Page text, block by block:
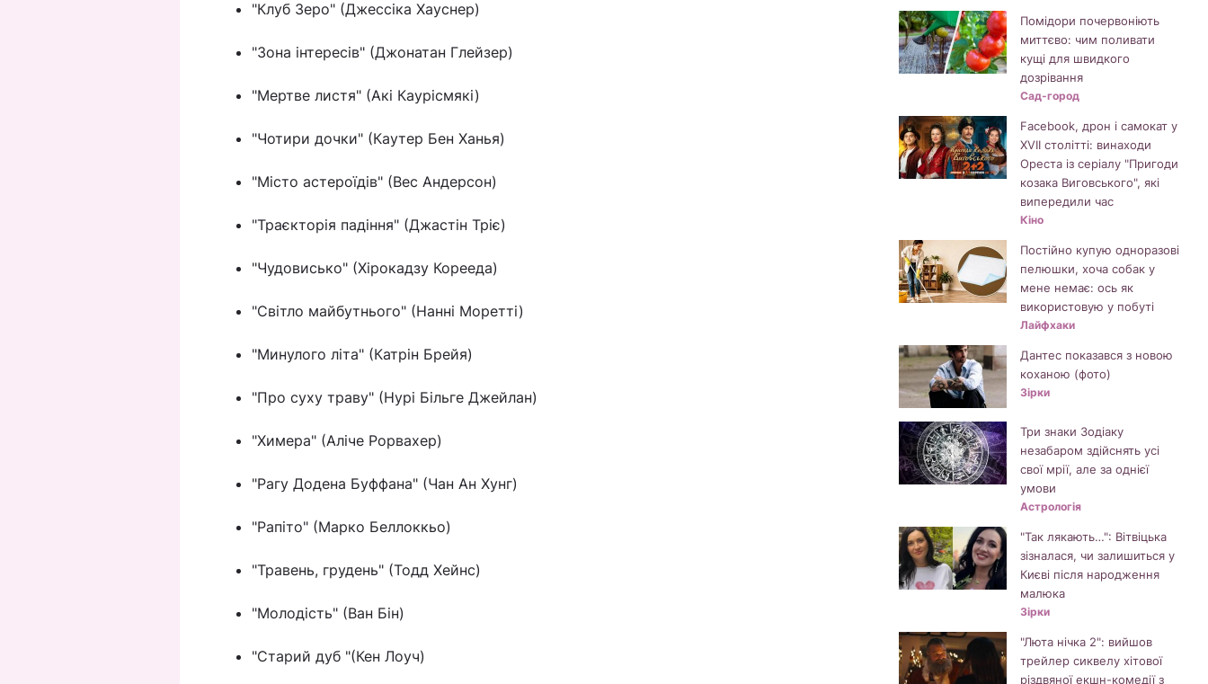
"Клуб Зеро" (Джессіка Хауснер)
"Зона інтересів" (Джонатан Глейзер)
"Мертве листя" (Акі Каурісмякі)
"Чотири дочки" (Каутер Бен Ханья)
"Місто астероїдів" (Вес Андерсон)
"Траєкторія падіння" (Джастін Тріє)
"Чудовисько" (Хірокадзу Корееда)
"Світло майбутнього" (Нанні Моретті)
"Минулого літа" (Катрін Брейя)
"Про суху траву" (Нурі Більге Джейлан)
"Химера" (Аліче Рорвахер)
"Рагу Додена Буффана" (Чан Ан Хунг)
"Рапіто" (Марко Беллоккьо)
"Травень, грудень" (Тодд Хейнс)
"Молодість" (Ван Бін)
"Старий дуб "(Кен Лоуч)
Помідори почервоніють
миттєво: чим поливати
кущі для швидкого
дозрівання
Сад-город
Facebook, дрон і самокат у
XVII столітті: винаходи
Ореста із серіалу "Пригоди
козака Виговського", які
випередили час
Кіно
Постійно купую одноразові
пелюшки, хоча собак у
мене немає: ось як
використовую у побуті
Лайфхаки
Дантес показався з новою
коханою (фото)
Зірки
Три знаки Зодіаку
незабаром здійснять усі
свої мрії, але за однієї
умови
Астрологія
"Так лякають…": Вітвіцька
зізналася, чи залишиться у
Києві після народження
малюка
Зірки
"Люта нічка 2": вийшов
трейлер сиквелу хітової
різдвяної екшн-комедії з